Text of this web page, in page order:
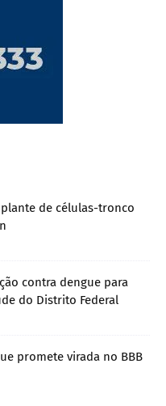
de células-tronco
contra dengue para
do Distrito Federal
promete virada no BBB